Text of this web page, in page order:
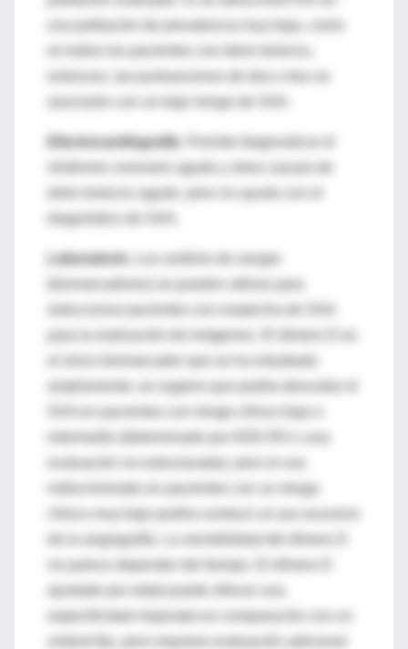
una población de prevalencia muy baja, como
asociarán con un bajo riesgo de SAA.
Electrocardiografía
Permite diagnosticar el
síndrome coronario agudo y otras causas de
dolor torácico agudo, pero no ayuda con el
diagnóstico de SAA.
Laboratorio
Los análisis de sangre
para la realización de imágenes. El dímero D es
ampliamente; se sugiere que podría descartar el
SAA en pacientes con riesgo clínico bajo o
indiscriminado en pacientes con un riesgo
de la angiografía. La sensibilidad del dímero D
no parece depender del tiempo. El dímero D
umbral fijo, pero requiere evaluación adicional.